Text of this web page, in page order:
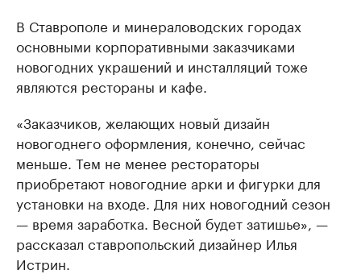
В Ставрополе и минераловодских городах
основными корпоративными заказчиками
новогодних украшений и инсталляций тоже
являются рестораны и кафе.
«Заказчиков, желающих новый дизайн
новогоднего оформления, конечно, сейчас
меньше. Тем не менее рестораторы
приобретают новогодние арки и фигурки для
установки на входе. Для них новогодний сезон
— время заработка. Весной будет затишье», —
рассказал ставропольский дизайнер Илья
Истрин.